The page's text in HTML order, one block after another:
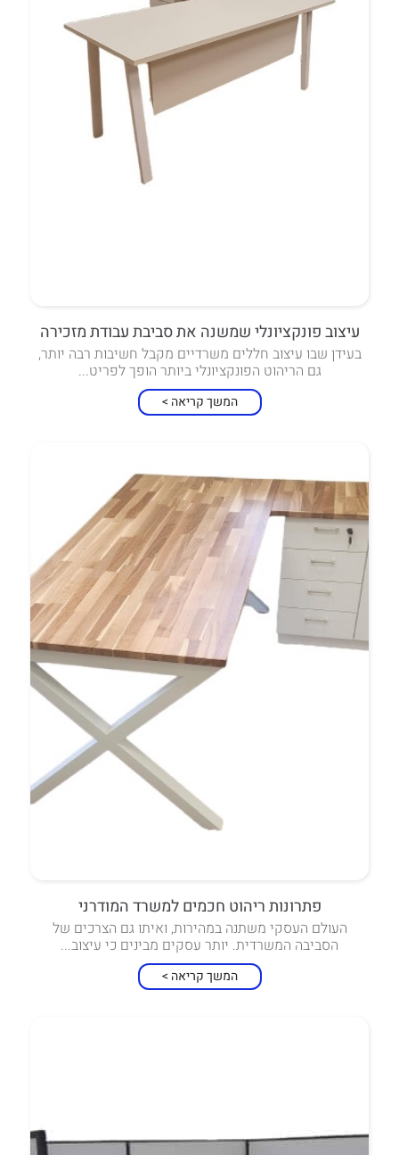
עיצוב פונקציונלי שמשנה את סביבת עבודת מזכירה
בעידן שבו עיצוב חללים משרדיים מקבל חשיבות רבה יותר,
גם הריהוט הפונקציונלי ביותר הופך לפריט...
המשך קריאה >
פתרונות ריהוט חכמים למשרד המודרני
העולם העסקי משתנה במהירות, ואיתו גם הצרכים של
הסביבה המשרדית. יותר עסקים מבינים כי עיצוב...
המשך קריאה >